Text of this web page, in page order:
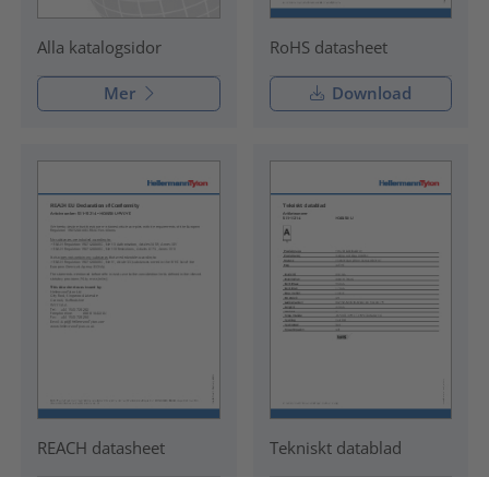
Alla katalogsidor
Mer
RoHS datasheet
Download
REACH datasheet Tekniskt datablad